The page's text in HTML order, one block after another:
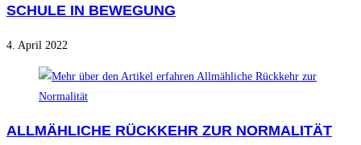
SCHULE IN BEWEGUNG
4. April 2022
ALLMÄHLICHE RÜCKKEHR ZUR NORMALITÄT